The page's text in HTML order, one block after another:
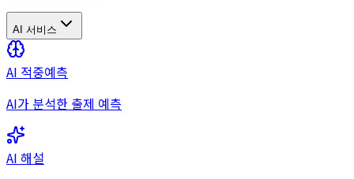
AI 서비스
AI 적중예측
AI가 분석한 출제 예측
AI 해설